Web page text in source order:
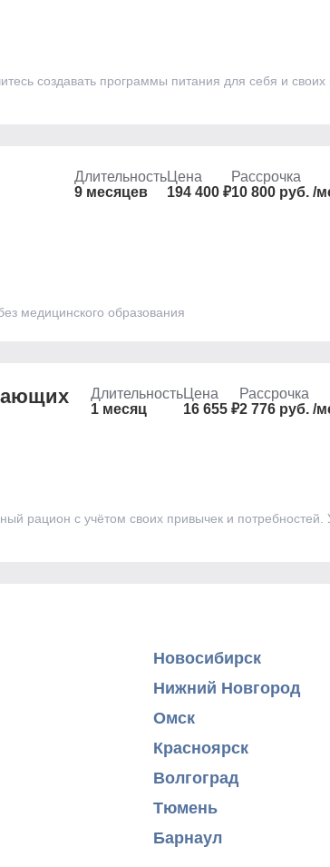
создавать программы питания для себя и своих
Длительность
9 месяцев
Цена
194 400 ₽
Рассрочка
10 800 руб. /
медицинского образования
Длительность
1 месяц
Цена
16 655 ₽
Рассрочка
2 776 руб. /
рацион с учётом своих привычек и потребностей.
Новосибирск
Нижний Новгород
Омск
Красноярск
Волгоград
Тюмень
Барнаул